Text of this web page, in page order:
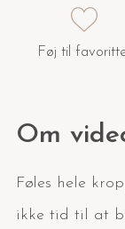
Føj til
Om
Føles hele
ikke tid til at